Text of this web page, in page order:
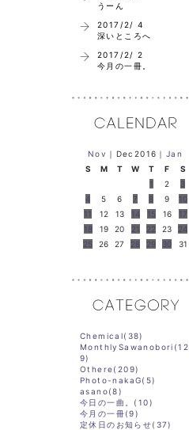
うーん
2017/2/ 4
深いところへ
2017/2/ 2
今月の一冊。
Nov ｜Dec2016｜ Jan
S
M T W T F
S
1
2
3
4
5 6 7 8 9
10
11
12 13 14 15 16
17
18
19 20 21 22 23
24
25
26 27 28 29 30 31
Chemical(38)
MonthlySawanobori(12
9)
Othere(209)
Photo-nakaG(5)
asano(8)
今日の一曲。(10)
今月の一冊(9)
定休日のお知らせ(37)